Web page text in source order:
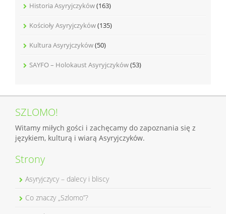
Historia Asyryjczyków(163)
Kościoły Asyryjczyków(135)
Kultura Asyryjczyków(50)
SAYFO – Holokaust Asyryjczyków(53)
SZLOMO!
Witamy miłych gości i zachęcamy do zapoznania się z
językiem, kulturą i wiarą Asyryjczyków.
Strony
Asyryjczycy – dalecy i bliscy
Co znaczy „Szlomo”?